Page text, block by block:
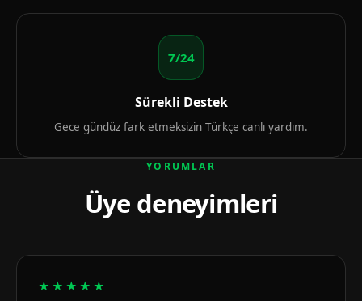
7/24
Sürekli Destek
Gece gündüz fark etmeksizin Türkçe canlı yardım.
YORUMLAR
Üye deneyimleri
★★★★★